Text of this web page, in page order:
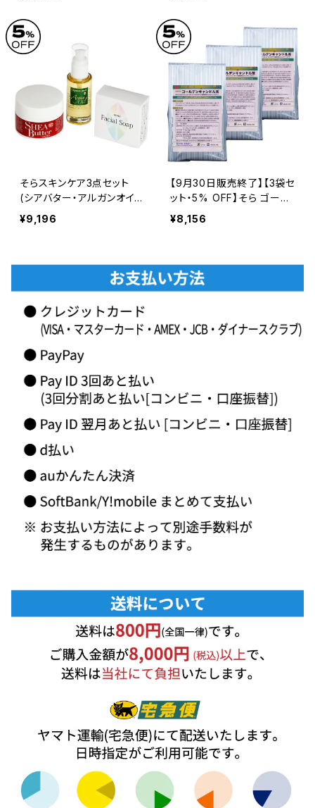
そらスキンケア3点セット
(シアバター・アルガンオイ
ル・フェイシャル・ソープ)
¥9,196
【9月30日販売終了】【3袋セ
ット・5% OFF】そら ゴール
デンキャンドル茶（4g × 30
包）
¥8,156